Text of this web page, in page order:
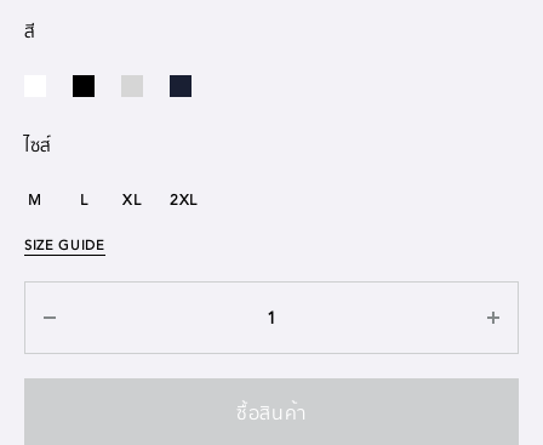
สี
ไซส์
M L XL 2XL
SIZE GUIDE
ซื้อสินค้า